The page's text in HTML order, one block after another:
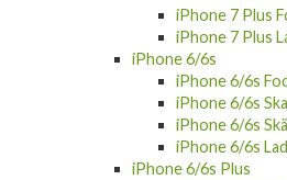
iPhone 7 Plus
iPhone 6/6s
iPhone 6/6s
iPhone 6/6s
iPhone 6/6s
iPhone 6/6s
iPhone 6/6s Plus
iPhone 6/6s